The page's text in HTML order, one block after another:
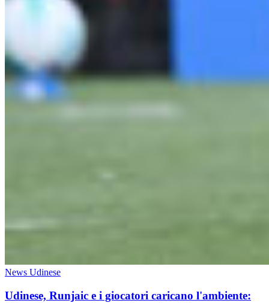
News Udinese
Udinese, Runjaic e i giocatori caricano l'ambiente: